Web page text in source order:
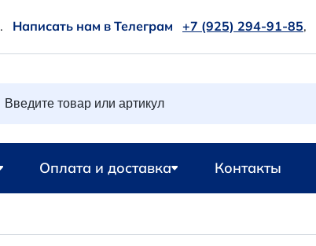
. Написать нам в Телеграм +7 (925) 294-91-85,
Оплата и доставка Контакты